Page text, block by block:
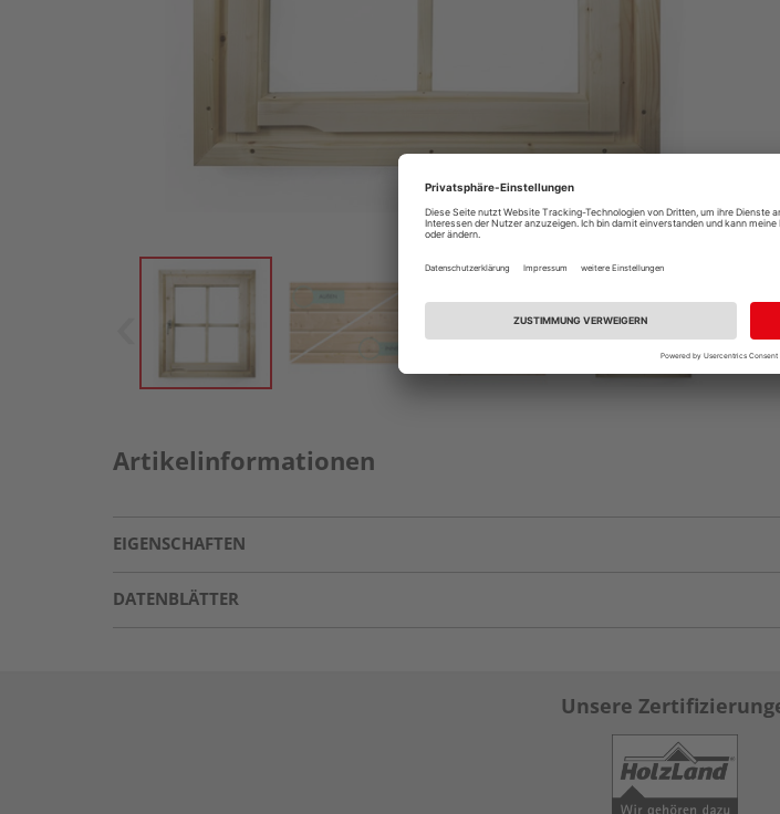
Artikelinformationen
EIGENSCHAFTEN
DATENBLÄTTER
Unsere